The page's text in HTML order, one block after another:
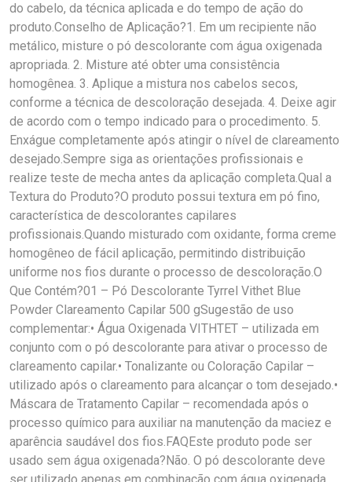
do cabelo, da técnica aplicada e do tempo de ação do
produto.Conselho de Aplicação?1. Em um recipiente não
metálico, misture o pó descolorante com água oxigenada
apropriada. 2. Misture até obter uma consistência
homogênea. 3. Aplique a mistura nos cabelos secos,
conforme a técnica de descoloração desejada. 4. Deixe agir
de acordo com o tempo indicado para o procedimento. 5.
Enxágue completamente após atingir o nível de clareamento
desejado.Sempre siga as orientações profissionais e
realize teste de mecha antes da aplicação completa.Qual a
Textura do Produto?O produto possui textura em pó fino,
característica de descolorantes capilares
profissionais.Quando misturado com oxidante, forma creme
homogêneo de fácil aplicação, permitindo distribuição
uniforme nos fios durante o processo de descoloração.O
Que Contém?01 – Pó Descolorante Tyrrel Vithet Blue
Powder Clareamento Capilar 500 gSugestão de uso
complementar:• Água Oxigenada VITHTET – utilizada em
conjunto com o pó descolorante para ativar o processo de
clareamento capilar.• Tonalizante ou Coloração Capilar –
utilizado após o clareamento para alcançar o tom desejado.•
Máscara de Tratamento Capilar – recomendada após o
processo químico para auxiliar na manutenção da maciez e
aparência saudável dos fios.FAQEste produto pode ser
usado sem água oxigenada?Não. O pó descolorante deve